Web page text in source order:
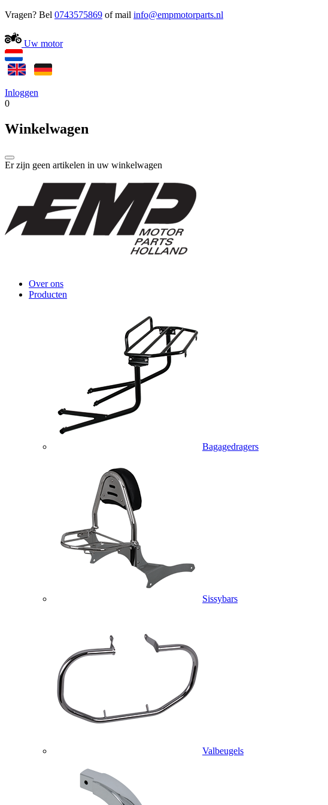
Vragen? Bel 0743575869 of mail
Uw motor
Inloggen
0
Winkelwagen
Er zijn geen artikelen in uw winkelwagen
Over ons
Producten
Bagagedragers
Sissybars
Valbeugels